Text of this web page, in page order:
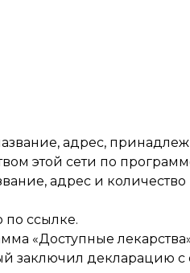
адрес,
этой сети по
адрес и
по ссылке.
«Доступные
заключил декларацию